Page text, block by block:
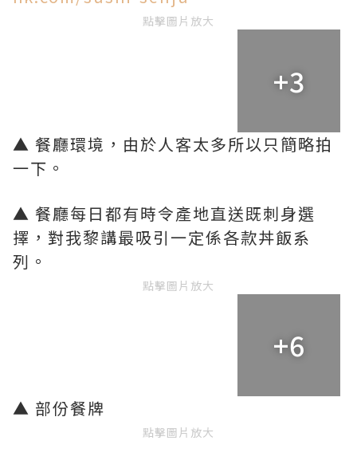
點擊圖片放大
+3
▲ 餐廳環境，由於人客太多所以只簡略拍
一下。
▲ 餐廳每日都有時令產地直送既刺身選
擇，對我黎講最吸引一定係各款丼飯系
列。
點擊圖片放大
+6
▲ 部份餐牌
點擊圖片放大